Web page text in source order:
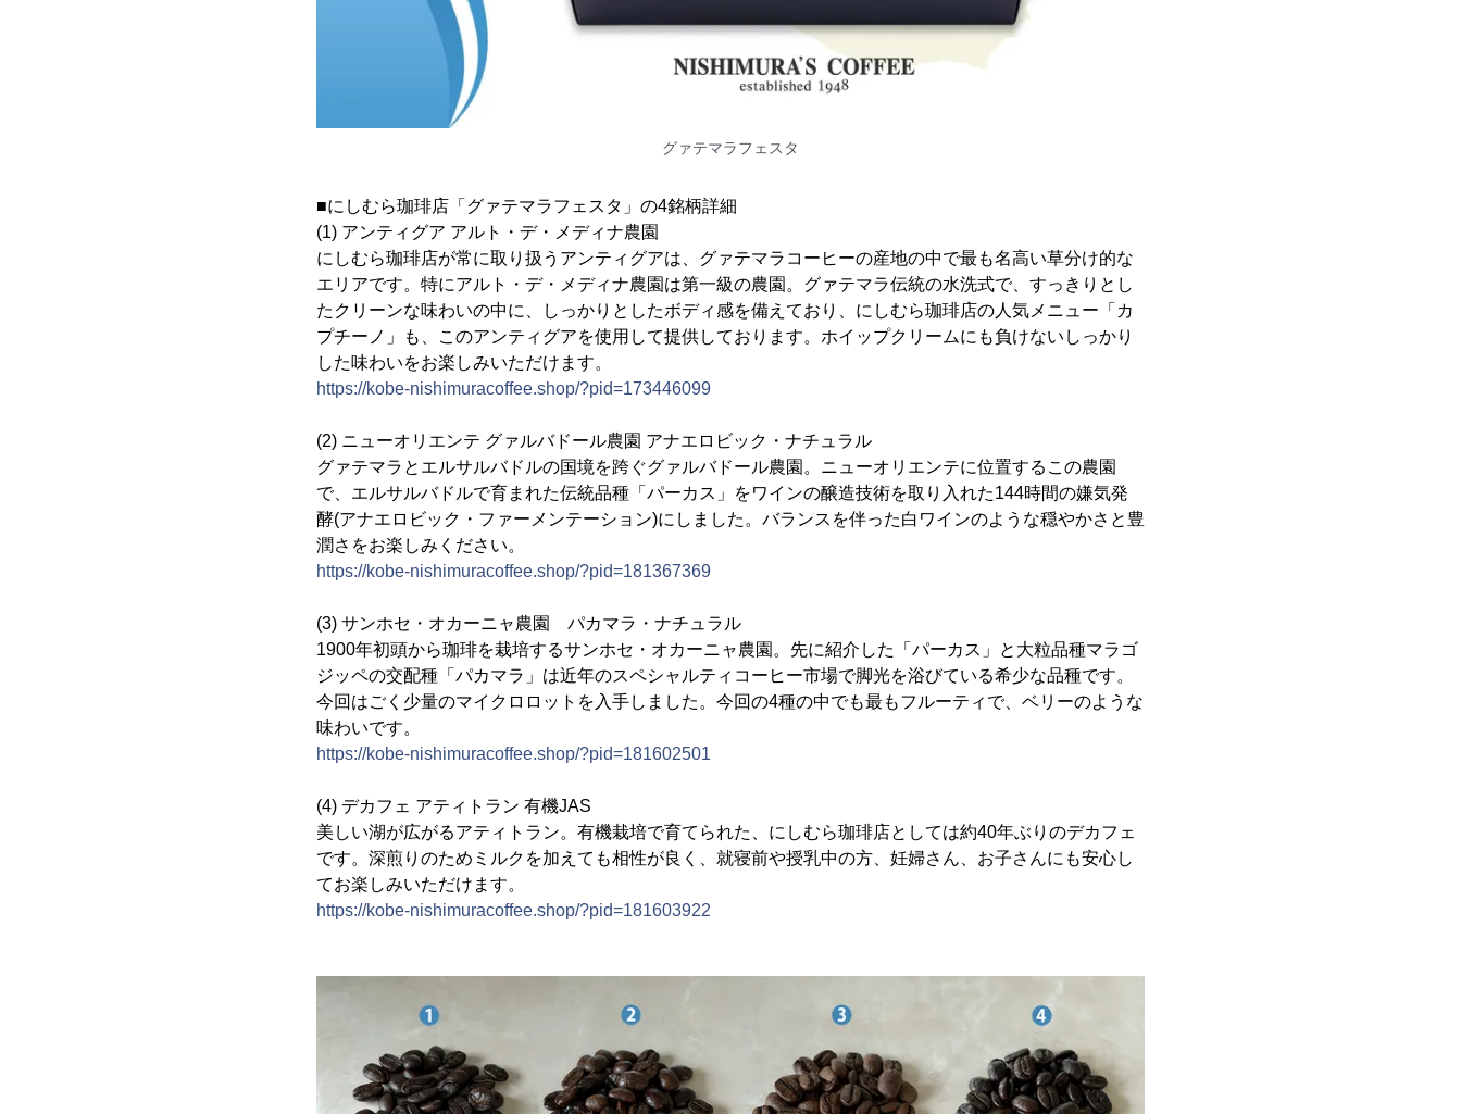
グァテマラフェスタ
■にしむら珈琲店「グァテマラフェスタ」の4銘柄詳細
(1) アンティグア アルト・デ・メディナ農園
にしむら珈琲店が常に取り扱うアンティグアは、グァテマラコーヒーの産地の中で最も名高い草分け的な
エリアです。特にアルト・デ・メディナ農園は第一級の農園。グァテマラ伝統の水洗式で、すっきりとし
たクリーンな味わいの中に、しっかりとしたボディ感を備えており、にしむら珈琲店の人気メニュー「カ
プチーノ」も、このアンティグアを使用して提供しております。ホイップクリームにも負けないしっかり
した味わいをお楽しみいただけます。
https://kobe-nishimuracoffee.shop/?pid=173446099
(2) ニューオリエンテ グァルバドール農園 アナエロビック・ナチュラル
グァテマラとエルサルバドルの国境を跨ぐグァルバドール農園。ニューオリエンテに位置するこの農園
で、エルサルバドルで育まれた伝統品種「パーカス」をワインの醸造技術を取り入れた144時間の嫌気発
酵(アナエロビック・ファーメンテーション)にしました。バランスを伴った白ワインのような穏やかさと豊
潤さをお楽しみください。
https://kobe-nishimuracoffee.shop/?pid=181367369
(3) サンホセ・オカーニャ農園 パカマラ・ナチュラル
1900年初頭から珈琲を栽培するサンホセ・オカーニャ農園。先に紹介した「パーカス」と大粒品種マラゴ
ジッペの交配種「パカマラ」は近年のスペシャルティコーヒー市場で脚光を浴びている希少な品種です。
今回はごく少量のマイクロロットを入手しました。今回の4種の中でも最もフルーティで、ベリーのような
味わいです。
https://kobe-nishimuracoffee.shop/?pid=181602501
(4) デカフェ アティトラン 有機JAS
美しい湖が広がるアティトラン。有機栽培で育てられた、にしむら珈琲店としては約40年ぶりのデカフェ
です。深煎りのためミルクを加えても相性が良く、就寝前や授乳中の方、妊婦さん、お子さんにも安心し
てお楽しみいただけます。
https://kobe-nishimuracoffee.shop/?pid=181603922